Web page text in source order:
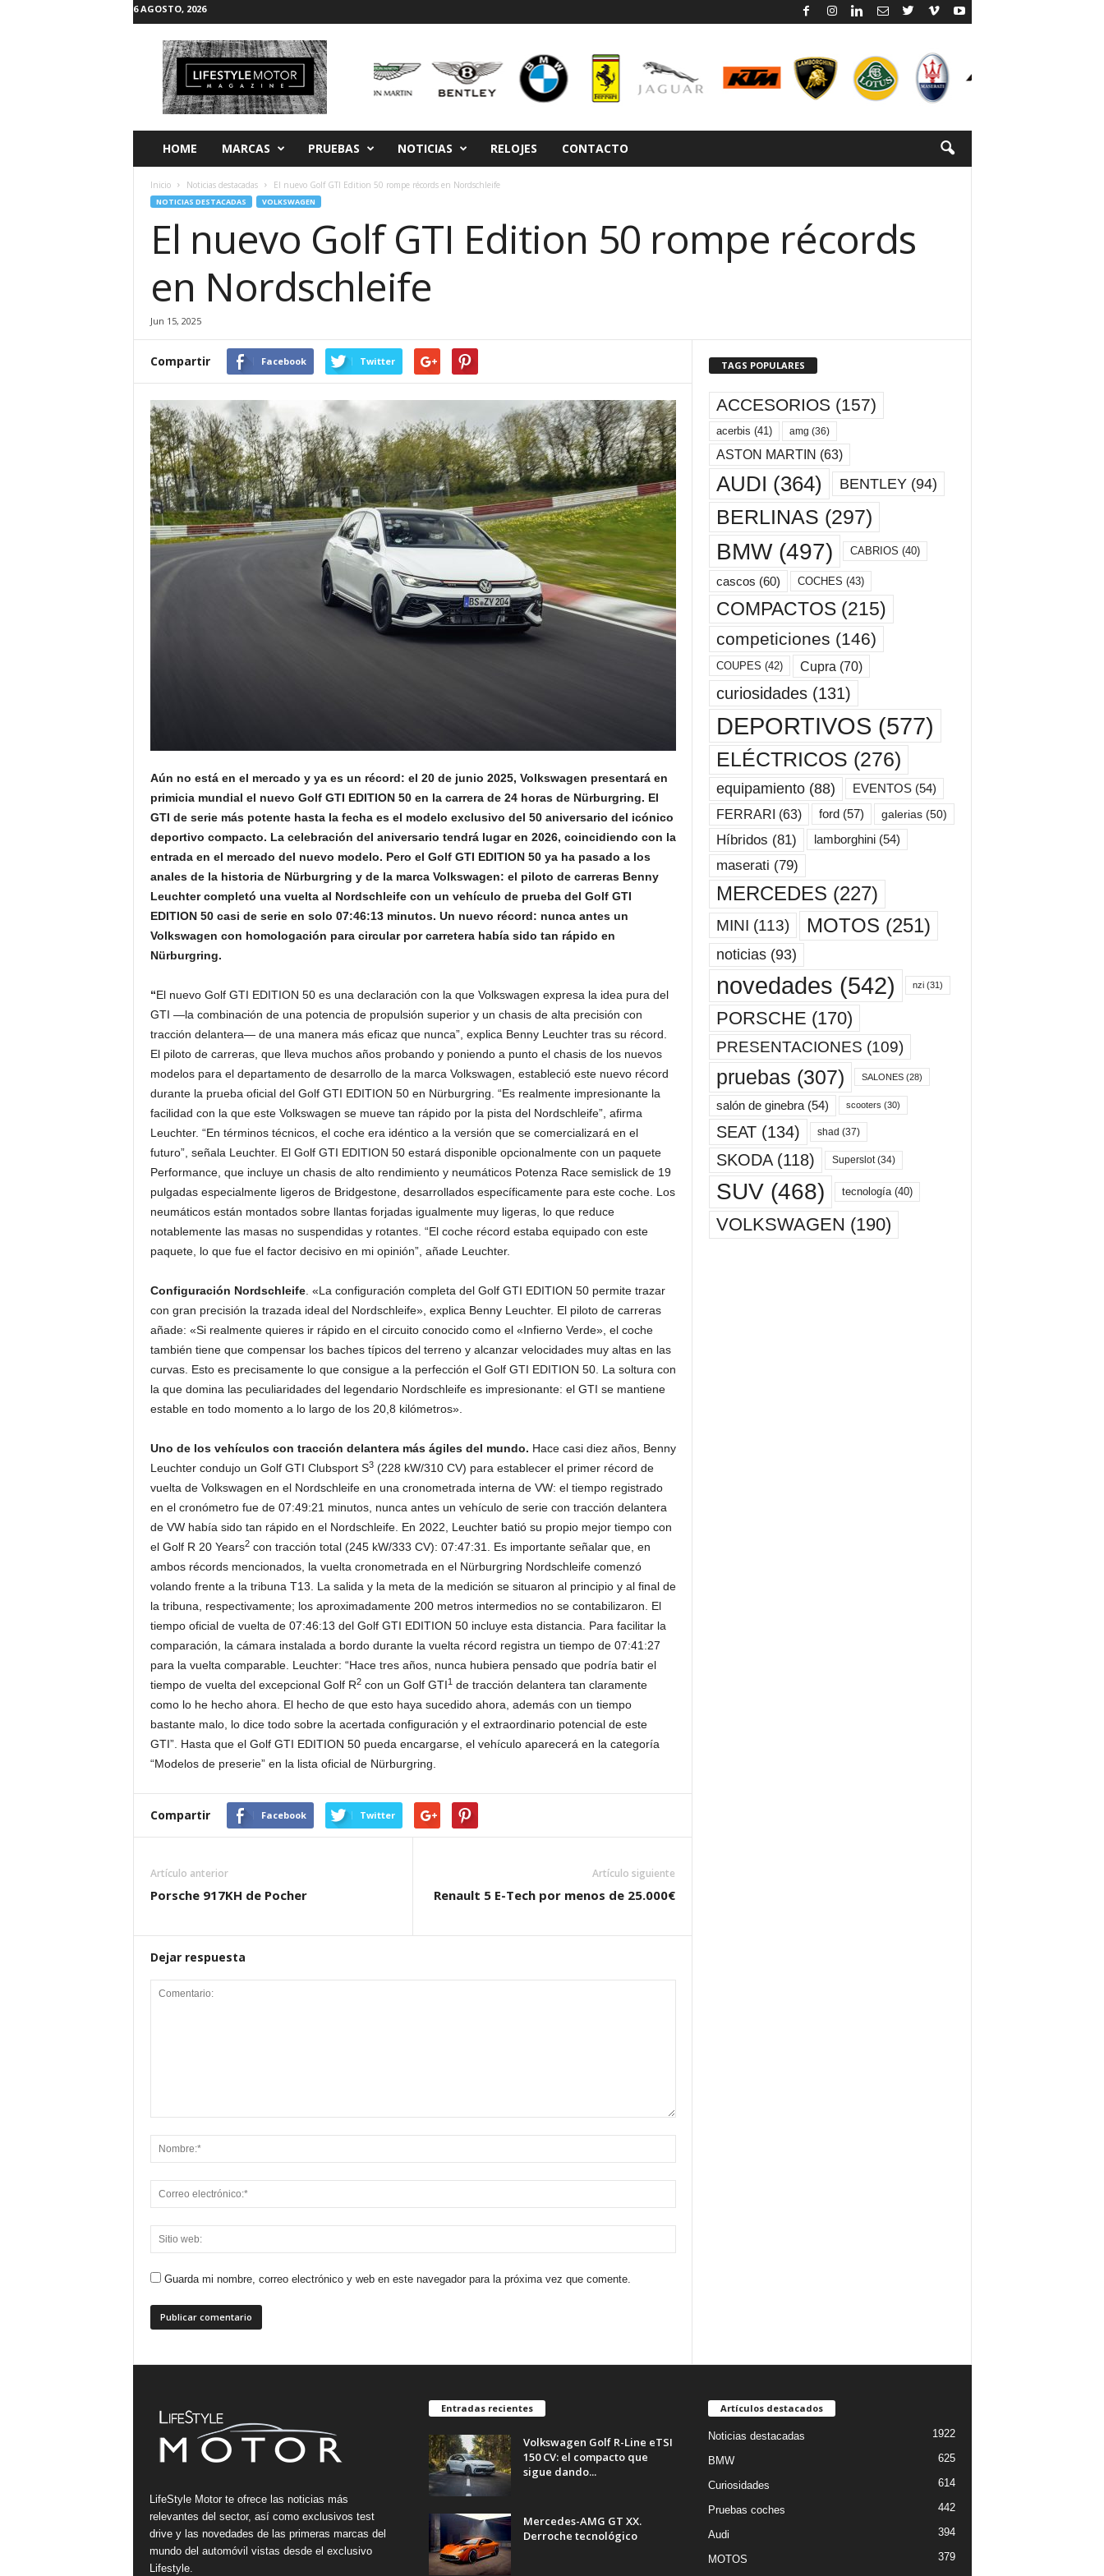
6 AGOSTO, 2026
HOME MARCAS PRUEBAS NOTICIAS RELOJES CONTACTO
Inicio Noticias destacadas El nuevo Golf GTI Edition 50 rompe récords en Nordschleife
NOTICIAS DESTACADAS VOLKSWAGEN
El nuevo Golf GTI Edition 50 rompe récords
en Nordschleife
Jun 15, 2025
Compartir Facebook Twitter
Aún no está en el mercado y ya es un récord: el 20 de junio 2025, Volkswagen presentará en
primicia mundial el nuevo Golf GTI EDITION 50 en la carrera de 24 horas de Nürburgring. El
GTI de serie más potente hasta la fecha es el modelo exclusivo del 50 aniversario del icónico
deportivo compacto. La celebración del aniversario tendrá lugar en 2026, coincidiendo con la
entrada en el mercado del nuevo modelo. Pero el Golf GTI EDITION 50 ya ha pasado a los
anales de la historia de Nürburgring y de la marca Volkswagen: el piloto de carreras Benny
Leuchter completó una vuelta al Nordschleife con un vehículo de prueba del Golf GTI
EDITION 50 casi de serie en solo 07:46:13 minutos. Un nuevo récord: nunca antes un
Volkswagen con homologación para circular por carretera había sido tan rápido en
Nürburgring.
“El nuevo Golf GTI EDITION 50 es una declaración con la que Volkswagen expresa la idea pura del
GTI —la combinación de una potencia de propulsión superior y un chasis de alta precisión con
tracción delantera— de una manera más eficaz que nunca”, explica Benny Leuchter tras su récord.
El piloto de carreras, que lleva muchos años probando y poniendo a punto el chasis de los nuevos
modelos para el departamento de desarrollo de la marca Volkswagen, estableció este nuevo récord
durante la prueba oficial del Golf GTI EDITION 50 en Nürburgring. “Es realmente impresionante la
facilidad con la que este Volkswagen se mueve tan rápido por la pista del Nordschleife”, afirma
Leuchter. “En términos técnicos, el coche era idéntico a la versión que se comercializará en el
futuro”, señala Leuchter. El Golf GTI EDITION 50 estará disponible opcionalmente con un paquete
Performance, que incluye un chasis de alto rendimiento y neumáticos Potenza Race semislick de 19
pulgadas especialmente ligeros de Bridgestone, desarrollados específicamente para este coche. Los
neumáticos están montados sobre llantas forjadas igualmente muy ligeras, lo que reduce
notablemente las masas no suspendidas y rotantes. “El coche récord estaba equipado con este
paquete, lo que fue el factor decisivo en mi opinión”, añade Leuchter.
Configuración Nordschleife. «La configuración completa del Golf GTI EDITION 50 permite trazar
con gran precisión la trazada ideal del Nordschleife», explica Benny Leuchter. El piloto de carreras
añade: «Si realmente quieres ir rápido en el circuito conocido como el «Infierno Verde», el coche
también tiene que compensar los baches típicos del terreno y alcanzar velocidades muy altas en las
curvas. Esto es precisamente lo que consigue a la perfección el Golf GTI EDITION 50. La soltura con
la que domina las peculiaridades del legendario Nordschleife es impresionante: el GTI se mantiene
estable en todo momento a lo largo de los 20,8 kilómetros».
Uno de los vehículos con tracción delantera más ágiles del mundo. Hace casi diez años, Benny
Leuchter condujo un Golf GTI Clubsport S3(228 kW/310 CV) para establecer el primer récord de
vuelta de Volkswagen en el Nordschleife en una cronometrada interna de VW: el tiempo registrado
en el cronómetro fue de 07:49:21 minutos, nunca antes un vehículo de serie con tracción delantera
de VW había sido tan rápido en el Nordschleife. En 2022, Leuchter batió su propio mejor tiempo con
el Golf R 20 Years2con tracción total (245 kW/333 CV): 07:47:31. Es importante señalar que, en
ambos récords mencionados, la vuelta cronometrada en el Nürburgring Nordschleife comenzó
volando frente a la tribuna T13. La salida y la meta de la medición se situaron al principio y al final de
la tribuna, respectivamente; los aproximadamente 200 metros intermedios no se contabilizaron. El
tiempo oficial de vuelta de 07:46:13 del Golf GTI EDITION 50 incluye esta distancia. Para facilitar la
comparación, la cámara instalada a bordo durante la vuelta récord registra un tiempo de 07:41:27
para la vuelta comparable. Leuchter: “Hace tres años, nunca hubiera pensado que podría batir el
tiempo de vuelta del excepcional Golf R2con un Golf GTI1de tracción delantera tan claramente
como lo he hecho ahora. El hecho de que esto haya sucedido ahora, además con un tiempo
bastante malo, lo dice todo sobre la acertada configuración y el extraordinario potencial de este
GTI”. Hasta que el Golf GTI EDITION 50 pueda encargarse, el vehículo aparecerá en la categoría
“Modelos de preserie” en la lista oficial de Nürburgring.
Compartir Facebook Twitter
Artículo anterior
Porsche 917KH de Pocher
Artículo siguiente
Renault 5 E-Tech por menos de 25.000€
Dejar respuesta
Guarda mi nombre, correo electrónico y web en este navegador para la próxima vez que comente.
TAGS POPULARES
ACCESORIOS (157)
acerbis (41) amg (36)
ASTON MARTIN (63)
AUDI (364) BENTLEY(94)
BERLINAS (297)
BMW(497) CABRIOS (40)
cascos (60) COCHES (43)
COMPACTOS(215)
competiciones (146)
COUPES (42) Cupra (70)
curiosidades(131)
DEPORTIVOS (577)
ELÉCTRICOS (276)
equipamiento(88) EVENTOS(54)
FERRARI (63) ford(57) galerias(50)
Híbridos (81) lamborghini(54)
maserati (79)
MERCEDES (227)
MINI (113) MOTOS (251)
noticias(93)
novedades (542) nzi(31)
PORSCHE (170)
PRESENTACIONES (109)
pruebas (307) SALONES(28)
salón de ginebra(54) scooters (30)
SEAT(134) shad (37)
SKODA(118) Superslot(34)
SUV(468) tecnología(40)
VOLKSWAGEN (190)
LifeStyle Motor te ofrece las noticias más
relevantes del sector, así como exclusivos test
drive y las novedades de las primeras marcas del
mundo del automóvil vistas desde el exclusivo
Lifestyle.
Entradas recientes
Volkswagen Golf R-Line eTSI
150 CV: el compacto que
sigue dando...
Mercedes-AMG GT XX.
Derroche tecnológico
Artículos destacados
Noticias destacadas 1922
BMW 625
Curiosidades 614
Pruebas coches 442
Audi 394
MOTOS
379